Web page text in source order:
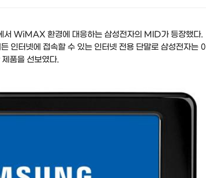
WiMAX 환경에 대응하는 삼성전자의 MID가 등장했다.
인터넷에 접속할 수 있는 인터넷 전용 단말로 삼성전자는 이
품을 선보였다.